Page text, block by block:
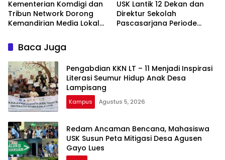
Kementerian Komdigi dan
Tribun Network Dorong
Kemandirian Media Lokal
Aceh
USK Lantik 12 Dekan dan
Direktur Sekolah
Pascasarjana Periode
Baca Juga
Pengabdian KKN LT – 11 Menjadi Inspirasi
Literasi Seumur Hidup Anak Desa
Lampisang
Kampus Agustus 5, 2026
Redam Ancaman Bencana, Mahasiswa
USK Susun Peta Mitigasi Desa Agusen
Gayo Lues